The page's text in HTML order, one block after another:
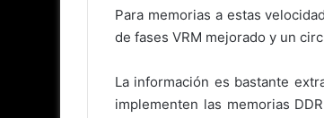
Para memorias a estas
de fases VRM mejorado y un
La información es bastante
implementen las memorias